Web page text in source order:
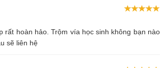
hoàn hảo. Trộm vía học sinh không bạn nào
sẽ liên hệ